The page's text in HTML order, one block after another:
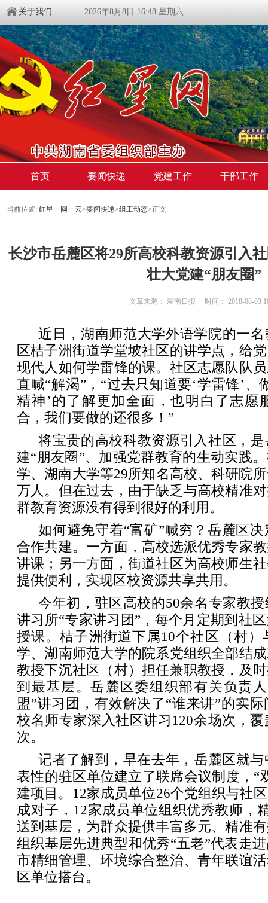
关于我们 2026年8月8日 16:48 星期六
首页 要闻快递 党建工作 干部工作
当前位置: 红星一网一云>要闻快递>组工动态>正文
长沙市岳麓区将29所高校科教资源引入
壮大党建“朋友圈”
文章来源： 湖南日报 时间： 2018-08-03
近日，湖南师范大学外语学院的一
区桔子洲街道学堂坡社区的讲学点，给
现代人如何学雷锋的课。社区志愿队队
直喊“解渴”，“过去只知道要‘学雷锋’、
精神’的了解更加全面，也明白了志愿
合，我们要做的还很多！”
将宝贵的高校科教资源引入社区，
建“朋友圈”、加强党群教育的生动实践
学、湖南大学等29所知名高校、科研院
万人。但在过去，由于缺乏与高校精准
群教育资源没有得到很好的利用。
如何避免守着“富矿”喊穷？岳麓区
合作共建。一方面，高校选派优秀专家
讲课；另一方面，街道社区为高校师生
提供便利，实现区校资源共享共用。
今年初，驻区高校的50余名专家教
讲习所“专家讲习团”，每个月定期到社
授课。桔子洲街道下属10个社区（村
学、湖南师范大学的院系党组织全部结
教授下沉社区（村）担任兼职教授，及
到最基层。岳麓区委组织部有关负责
盟”讲习团，有效解决了“谁来讲”的实
校名师专家深入社区讲习120余场次，
次。
记者了解到，早在去年，岳麓区就
表性的驻区单位建立了联席会议制度，“
建项目。12家成员单位26个党组织与社
成对子，12家成员单位组织优秀教师，
送到基层，为群众提供丰富多元、精准
组织基层先进典型和优秀“五老”代表走
市精细管理、环境综合整治、青年联谊
区单位搭台。